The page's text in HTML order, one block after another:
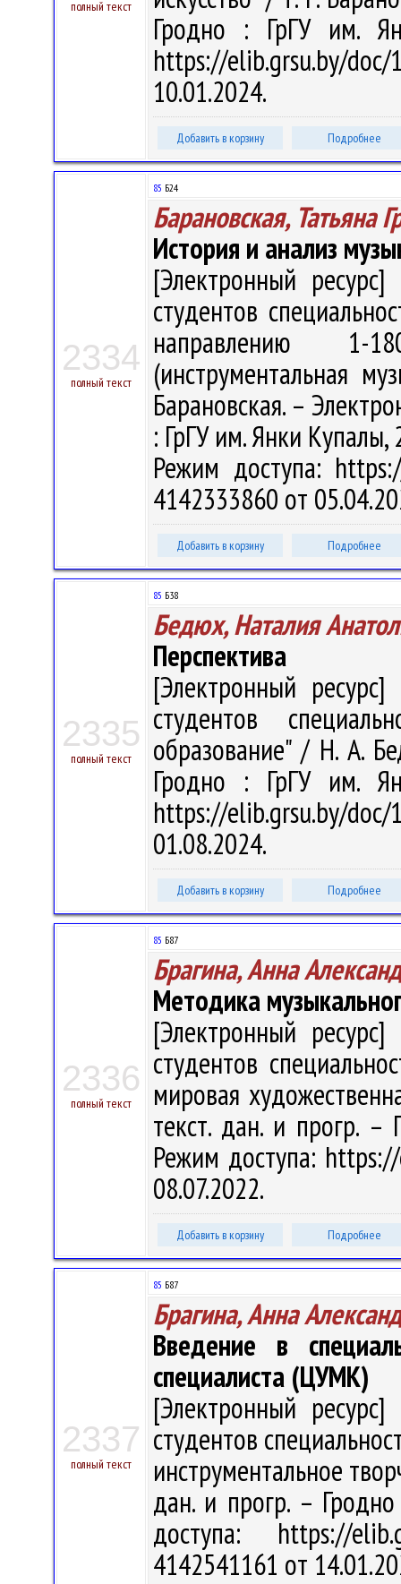
полный текст
Гродно : ГрГУ им.
https://elib.grsu.by/
10.01.2024.
Добавить в корзину Подробнее
2334
полный текст
85 Б24
Барановская, Татьяна
История и анализ
[Электронный
студентов
направлению 1-
(инструментальная
Барановская. –
: ГрГУ им. Янки Купалы,
Режим доступа:
4142333860 от
Добавить в корзину Подробнее
2335
полный текст
85 Б38
Бедюх, Наталия
Перспектива
[Электронный
студентов
образование" / Н. А.
Гродно : ГрГУ им.
https://elib.grsu.by/
01.08.2024.
Добавить в корзину Подробнее
2336
полный текст
85 Б87
Брагина, Анна
Методика
[Электронный
студентов
мировая
текст. дан. и прогр.
Режим доступа:
08.07.2022.
Добавить в корзину Подробнее
2337
полный текст
85 Б87
Брагина, Анна
Введение в
специалиста (ЦУМК)
[Электронный
студентов
инструментальное
дан. и прогр. –
доступа: https://
4142541161 от